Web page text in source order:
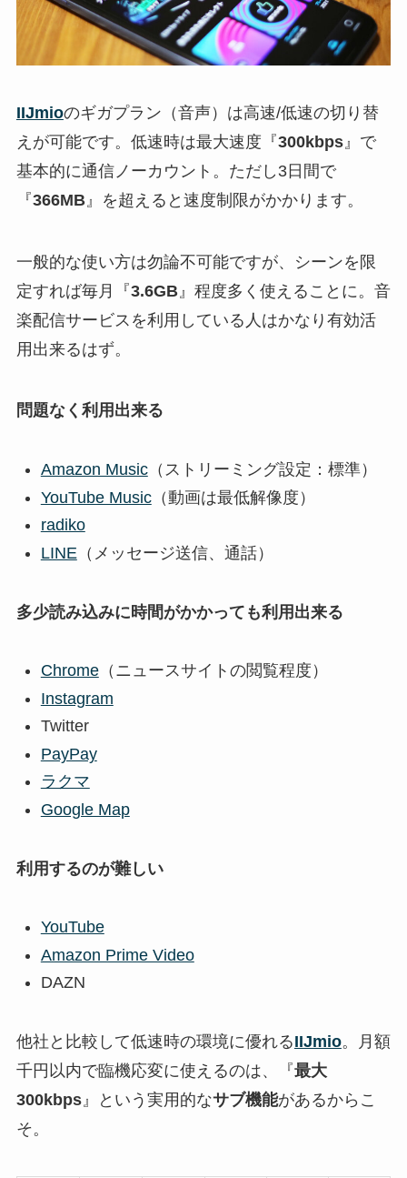
IIJmioのギガプラン（音声）は高速/低速の切り替
えが可能です。低速時は最大速度『300kbps』で
基本的に通信ノーカウント。ただし3日間で
『366MB』を超えると速度制限がかかります。
一般的な使い方は勿論不可能ですが、シーンを限
定すれば毎月『3.6GB』程度多く使えることに。音
楽配信サービスを利用している人はかなり有効活
用出来るはず。
問題なく利用出来る
Amazon Music（ストリーミング設定：標準）
YouTube Music（動画は最低解像度）
radiko
LINE （メッセージ送信、通話）
多少読み込みに時間がかかっても利用出来る
Chrome（ニュースサイトの閲覧程度）
Instagram
Twitter
PayPay
ラクマ
Google Map
利用するのが難しい
YouTube
Amazon Prime Video
DAZN
他社と比較して低速時の環境に優れるIIJmio。月額
千円以内で臨機応変に使えるのは、『最大
300kbps』という実用的なサブ機能があるからこ
そ。